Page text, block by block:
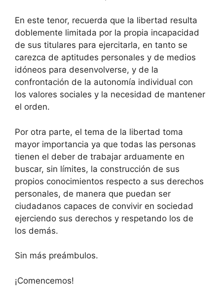
En este tenor, recuerda que la libertad resulta
doblemente limitada por la propia incapacidad
de sus titulares para ejercitarla, en tanto se
carezca de aptitudes personales y de medios
idóneos para desenvolverse, y de la
confrontación de la autonomía individual con
los valores sociales y la necesidad de mantener
el orden.
Por otra parte, el tema de la libertad toma
mayor importancia ya que todas las personas
tienen el deber de trabajar arduamente en
buscar, sin límites, la construcción de sus
propios conocimientos respecto a sus derechos
personales, de manera que puedan ser
ciudadanos capaces de convivir en sociedad
ejerciendo sus derechos y respetando los de
los demás.
Sin más preámbulos.
¡Comencemos!